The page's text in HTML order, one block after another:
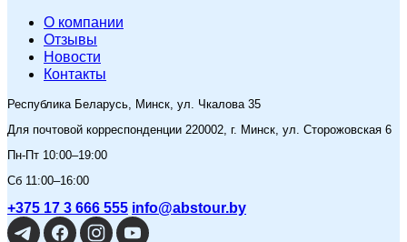
O компании
Отзывы
Новости
Контакты
Республика Беларусь, Минск, ул. Чкалова 35
Для почтовой корреспонденции 220002, г. Минск, ул. Сторожовская 6
Пн-Пт 10:00–19:00
Сб 11:00–16:00
+375 17 3 666 555 info@abstour.by